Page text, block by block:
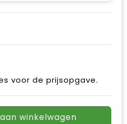
voor de prijsopgave.
winkelwagen